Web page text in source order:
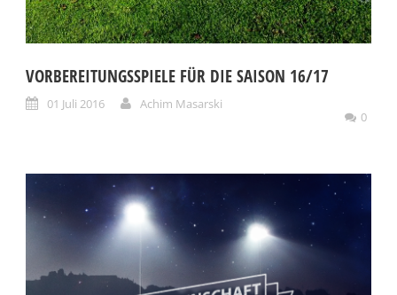
VORBEREITUNGSSPIELE FÜR DIE SAISON 16/17
01 Juli 2016
Achim Masarski
0